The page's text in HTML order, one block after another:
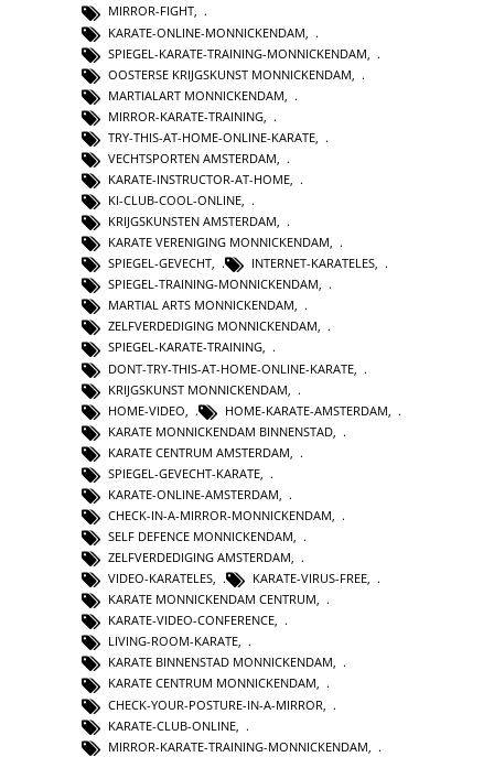
MIRROR-FIGHT,
KARATE-ONLINE-MONNICKENDAM
SPIEGEL-KARATE-TRAINING-MONNICKENDAM
OOSTERSE KRIJGSKUNST MONNICKENDAM
MARTIALART MONNICKENDAM
MIRROR-KARATE-TRAINING
TRY-THIS-AT-HOME-ONLINE-KARATE
VECHTSPORTEN AMSTERDAM
KARATE-INSTRUCTOR-AT-HOME
KI-CLUB-COOL-ONLINE,
KRIJGSKUNSTEN AMSTERDAM,
KARATE VERENIGING MONNICKENDAM,
SPIEGEL-GEVECHT, INTERNET-KARATELES,
SPIEGEL-TRAINING-MONNICKENDAM,
MARTIAL ARTS MONNICKENDAM,
ZELFVERDEDIGING MONNICKENDAM,
SPIEGEL-KARATE-TRAINING,
DONT-TRY-THIS-AT-HOME-ONLINE-KARATE
KRIJGSKUNST MONNICKENDAM
HOME-VIDEO
HOME-KARATE-AMSTERDAM
KARATE MONNICKENDAM BINNENSTAD
KARATE CENTRUM AMSTERDAM
SPIEGEL-GEVECHT-KARATE
KARATE-ONLINE-AMSTERDAM
CHECK-IN-A-MIRROR-MONNICKENDAM
SELF DEFENCE MONNICKENDAM,
ZELFVERDEDIGING AMSTERDAM,
VIDEO-KARATELES, KARATE-VIRUS-FREE,
KARATE MONNICKENDAM CENTRUM,
KARATE-VIDEO-CONFERENCE,
LIVING-ROOM-KARATE,
KARATE BINNENSTAD MONNICKENDAM,
KARATE CENTRUM MONNICKENDAM,
CHECK-YOUR-POSTURE-IN-A-MIRROR
KARATE-CLUB-ONLINE
MIRROR-KARATE-TRAINING-MONNICKENDAM